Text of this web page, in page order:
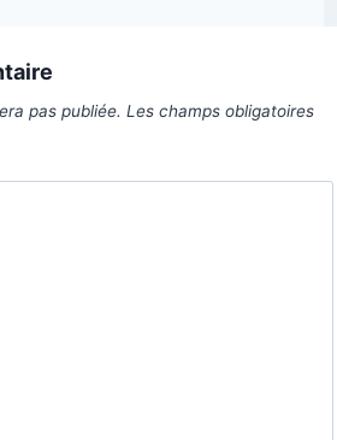
pas publiée. Les champs obligatoires